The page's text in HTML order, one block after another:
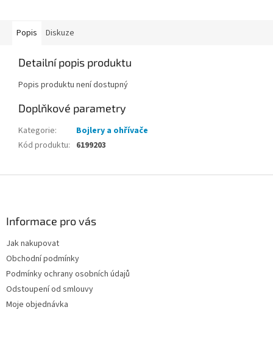
Popis Diskuze
Detailní popis produktu
Popis produktu není dostupný
Doplňkové parametry
Kategorie:
Bojlery a ohřívače
Kód produktu: 6199203
Informace pro vás
Jak nakupovat
Obchodní podmínky
Podmínky ochrany osobních údajů
Odstoupení od smlouvy
Moje objednávka